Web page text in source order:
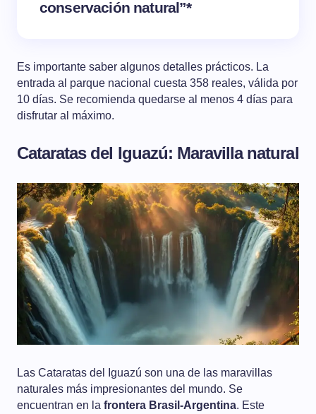
conservación natural”*
Es importante saber algunos detalles prácticos. La
entrada al parque nacional cuesta 358 reales, válida por
10 días. Se recomienda quedarse al menos 4 días para
disfrutar al máximo.
Cataratas del Iguazú: Maravilla natural
Las Cataratas del Iguazú son una de las maravillas
naturales más impresionantes del mundo. Se
encuentran en la frontera Brasil-Argentina. Este